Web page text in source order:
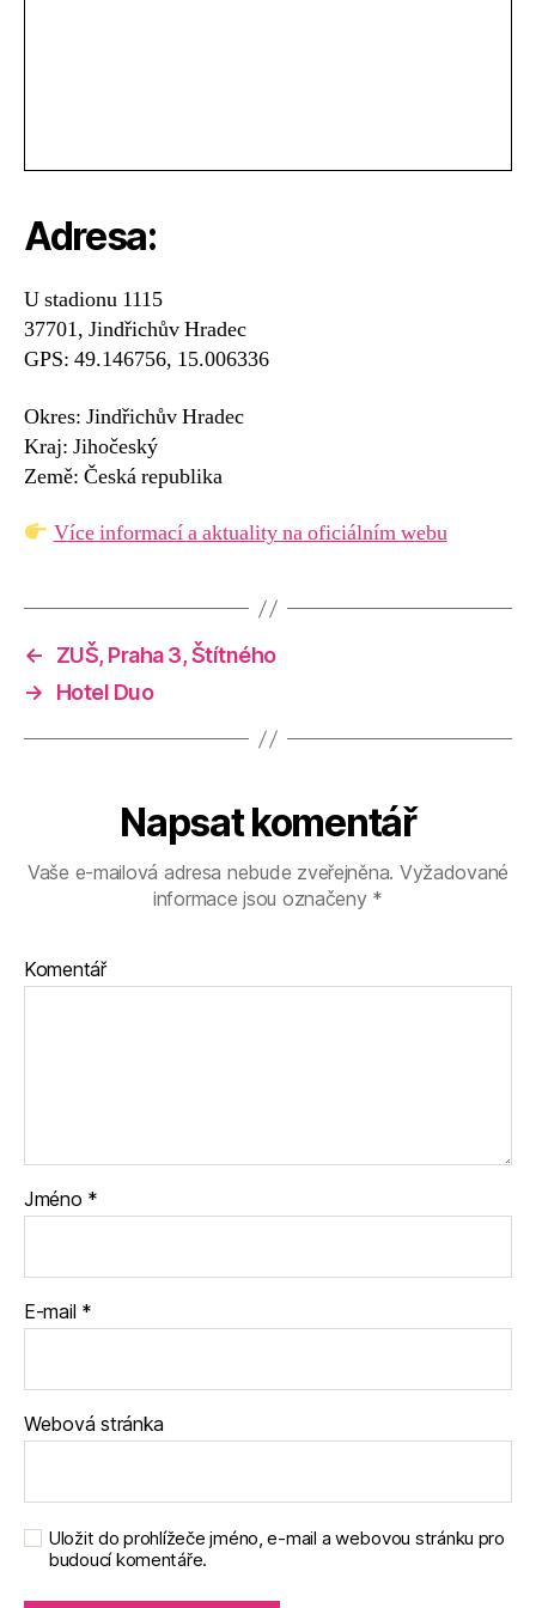
Adresa:
U stadionu 1115
37701, Jindřichův Hradec
GPS: 49.146756, 15.006336
Okres: Jindřichův Hradec
Kraj: Jihočeský
Země: Česká republika
Více informací a aktuality na oficiálním webu
←
ZUŠ, Praha 3, Štítného
→
Hotel Duo
Napsat komentář
Vaše e-mailová adresa nebude zveřejněna. Vyžadované
informace jsou označeny *
Komentář
Jméno *
E-mail *
Webová stránka
Uložit do prohlížeče jméno, e-mail a webovou stránku pro
budoucí komentáře.